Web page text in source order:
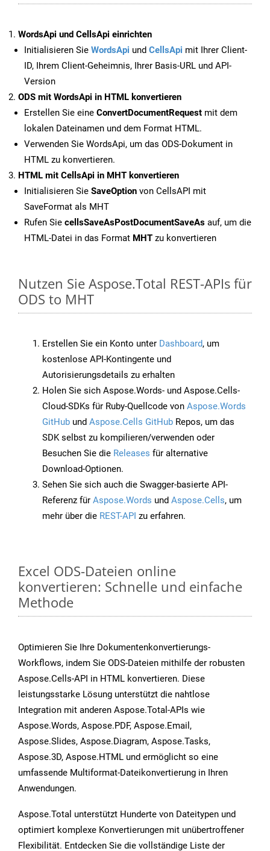
WordsApi und CellsApi einrichten
Initialisieren Sie WordsApi und CellsApi mit Ihrer Client-
ID, Ihrem Client-Geheimnis, Ihrer Basis-URL und API-
Version
ODS mit WordsApi in HTML konvertieren
Erstellen Sie eine ConvertDocumentRequest mit dem
lokalen Dateinamen und dem Format HTML.
Verwenden Sie WordsApi, um das ODS-Dokument in
HTML zu konvertieren.
HTML mit CellsApi in MHT konvertieren
Initialisieren Sie SaveOption von CellsAPI mit
SaveFormat als MHT
Rufen Sie cellsSaveAsPostDocumentSaveAs auf, um die
HTML-Datei in das Format MHT zu konvertieren
Nutzen Sie Aspose.Total REST-APIs für
ODS to MHT
Erstellen Sie ein Konto unter Dashboard, um
kostenlose API-Kontingente und
Autorisierungsdetails zu erhalten
Holen Sie sich Aspose.Words- und Aspose.Cells-
Cloud-SDKs für Ruby-Quellcode von Aspose.Words
GitHub und Aspose.Cells GitHub Repos, um das
SDK selbst zu kompilieren/verwenden oder
Besuchen Sie die Releases für alternative
Download-Optionen.
Sehen Sie sich auch die Swagger-basierte API-
Referenz für Aspose.Words und Aspose.Cells, um
mehr über die REST-API zu erfahren.
Excel ODS-Dateien online
konvertieren: Schnelle und einfache
Methode
Optimieren Sie Ihre Dokumentenkonvertierungs-
Workflows, indem Sie ODS-Dateien mithilfe der robusten
Aspose.Cells-API in HTML konvertieren. Diese
leistungsstarke Lösung unterstützt die nahtlose
Integration mit anderen Aspose.Total-APIs wie
Aspose.Words, Aspose.PDF, Aspose.Email,
Aspose.Slides, Aspose.Diagram, Aspose.Tasks,
Aspose.3D, Aspose.HTML und ermöglicht so eine
umfassende Multiformat-Dateikonvertierung in Ihren
Anwendungen.
Aspose.Total unterstützt Hunderte von Dateitypen und
optimiert komplexe Konvertierungen mit unübertroffener
Flexibilität. Entdecken Sie die vollständige Liste der